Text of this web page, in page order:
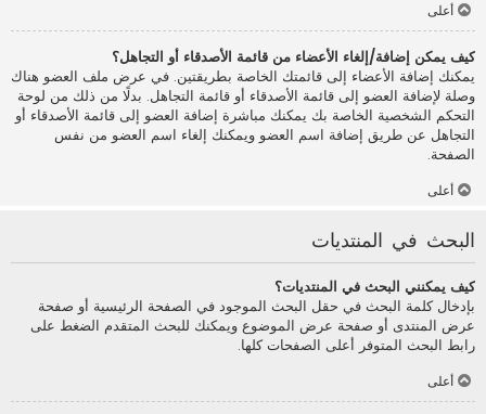
أعلى
كيف يمكن إضافة/إلغاء الأعضاء من قائمة الأصدقاء أو التجاهل؟
يمكنك إضافة الأعضاء إلى قائمتك الخاصة بطريقتين. في عرض ملف العضو هناك
وصلة لإضافة العضو إلى قائمة الأصدقاء أو قائمة التجاهل. بدلًا من ذلك من لوحة
التحكم الشخصية الخاصة بك يمكنك مباشرة إضافة العضو إلى قائمة الأصدقاء أو
التجاهل عن طريق إضافة اسم العضو ويمكنك إلغاء اسم العضو من نفس
الصفحة.
أعلى
البحث في المنتديات
كيف يمكنني البحث في المنتديات؟
بإدخال كلمة البحث في حقل البحث الموجود في الصفحة الرئيسية أو صفحة
عرض المنتدى أو صفحة عرض الموضوع ويمكنك للبحث المتقدم الضغط على
رابط البحث المتوفر أعلى الصفحات كلها.
أعلى